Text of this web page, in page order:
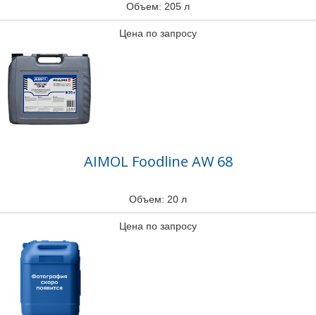
Объем: 205 л
Цена по запросу
AIMOL Foodline AW 68
Объем: 20 л
Цена по запросу